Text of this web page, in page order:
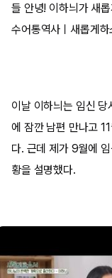
들 안녕! 이하늬가 새
수어통역사ㅣ새롭게
이날 이하늬는 임신
에 잠깐 남편 만나고
다. 근데 제가 9월에
황을 설명했다.